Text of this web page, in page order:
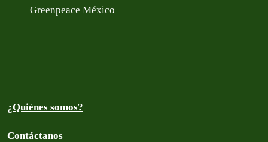
Greenpeace México
¿Quiénes somos?
Contáctanos